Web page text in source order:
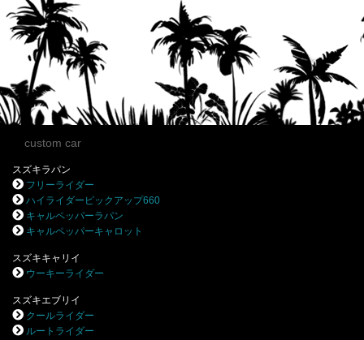
custom car
スズキラパン
フリーライダー
ハイライダーピックアップ660
キャルペッパーラパン
キャルペッパーキャロット
スズキキャリイ
ウーキーライダー
スズキエブリイ
クールライダー
ルートライダー